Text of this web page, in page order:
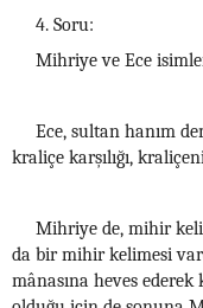
4. Soru:
Mihriye ve Ece
Ece, sultan hanım
kraliçe karşılığı,
Mihriye de, mihir
da bir mihir kelimesi
mânasına heves